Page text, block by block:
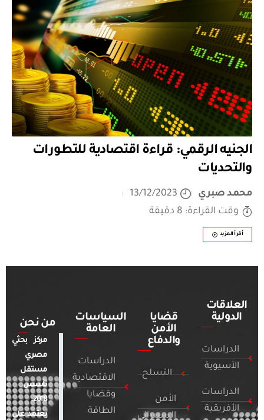
الجنيه الرقمي: قراءة اقتصادية للتطورات
والتحديات
محمد صبري
13/12/2023
وقت القراءة: 8 دقيقة
أقرأ المزيد
العلاقات
الدولية
الدراسات
الآسيوية
الدراسات
الأفريقية
قضايا
الأمن
والدفاع
التسلح
الأمن
السيبراني
السياسات
العامة
الدراسات
الاقتصادية
وقضايا
الطاقة
من نحن
مركز بحثي
مصري
مستقل
تأسس
2018.
يعتمد على